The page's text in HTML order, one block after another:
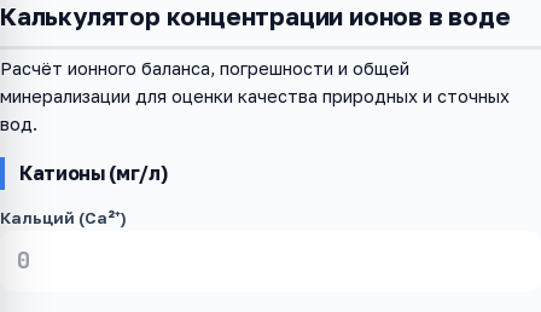
Калькулятор концентрации ионов в воде
Расчёт ионного баланса, погрешности и общей
минерализации для оценки качества природных и сточных
вод.
Катионы (мг/л)
Кальций (Ca²⁺)